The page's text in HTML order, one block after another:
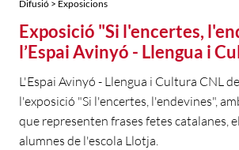
Difusió > Exposicions
Exposició "Si l'encertes,
l’Espai Avinyó - Llengua i
L'Espai Avinyó - Llengua i Cultura CNL
l'exposició "Si l'encertes, l'endevines",
que representen frases fetes catalanes,
alumnes de l'escola Llotja.